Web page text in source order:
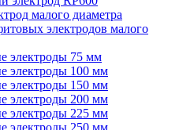
малого диаметра
электродов малого
электроды 75 мм
электроды 100 мм
электроды 150 мм
электроды 200 мм
электроды 225 мм
электроды 250 мм